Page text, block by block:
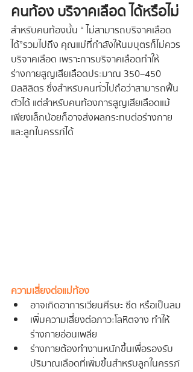
คนท้อง บริจาคเลือด ได้หรือไม่
สำหรับคนท้องนั้น “ ไม่สามารถบริจาคเลือด
ได้ ” รวมไปถึง คุณแม่ที่กำลังให้นมบุตรก็ไม่ควร
บริจาคเลือด เพราะการบริจาคเลือดทำให้
ร่างกายสูญเสียเลือดประมาณ 350–450
มิลลิลิตร ซึ่งสำหรับคนทั่วไปถือว่าสามารถฟื้น
ตัวได้ แต่สำหรับคนท้องการสูญเสียเลือดแม้
เพียงเล็กน้อยก็อาจส่งผลกระทบต่อร่างกาย
และลูกในครรภ์ได้
ความเสี่ยงต่อแม่ท้อง
อาจเกิดอาการเวียนศีรษะ ซีด หรือเป็นลม
เพิ่มความเสี่ยงต่อภาวะโลหิตจาง ทำให้
ร่างกายอ่อนเพลีย
ร่างกายต้องทำงานหนักขึ้นเพื่อรองรับ
ปริมาณเลือดที่เพิ่มขึ้นสำหรับลูกในครรภ์